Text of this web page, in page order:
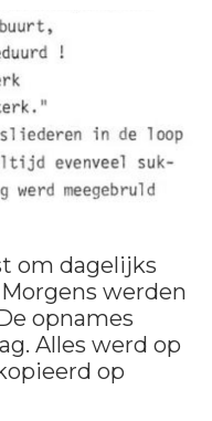
om dagelijks
werden
opnames
Alles werd op
op